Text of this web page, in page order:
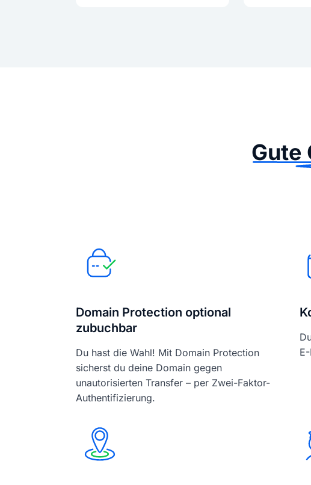
Gute
Domain Protection optional
zubuchbar
Du hast die Wahl! Mit Domain Protection
sicherst du deine Domain gegen
unautorisierten Transfer – per Zwei-Faktor-
Authentifizierung.